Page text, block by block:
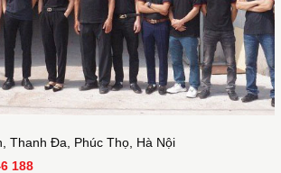
Thanh Đa, Phúc Thọ, Hà Nội
188